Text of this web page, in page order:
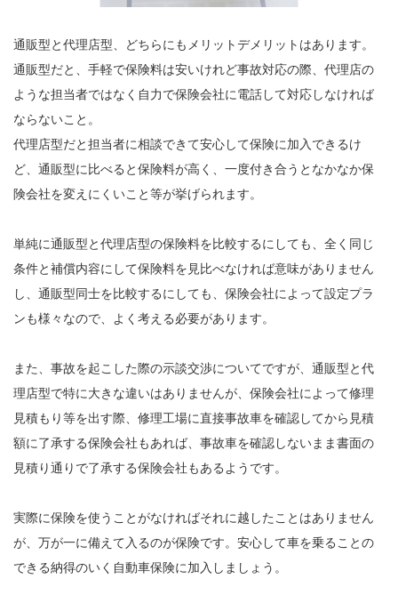
通販型と代理店型、どちらにもメリットデメリットはあります。
通販型だと、手軽で保険料は安いけれど事故対応の際、代理店の
ような担当者ではなく自力で保険会社に電話して対応しなければ
ならないこと。
代理店型だと担当者に相談できて安心して保険に加入できるけ
ど、通販型に比べると保険料が高く、一度付き合うとなかなか保
険会社を変えにくいこと等が挙げられます。
単純に通販型と代理店型の保険料を比較するにしても、全く同じ
条件と補償内容にして保険料を見比べなければ意味がありません
し、通販型同士を比較するにしても、保険会社によって設定プラ
ンも様々なので、よく考える必要があります。
また、事故を起こした際の示談交渉についてですが、通販型と代
理店型で特に大きな違いはありませんが、保険会社によって修理
見積もり等を出す際、修理工場に直接事故車を確認してから見積
額に了承する保険会社もあれば、事故車を確認しないまま書面の
見積り通りで了承する保険会社もあるようです。
実際に保険を使うことがなければそれに越したことはありません
が、万が一に備えて入るのが保険です。安心して車を乗ることの
できる納得のいく自動車保険に加入しましょう。